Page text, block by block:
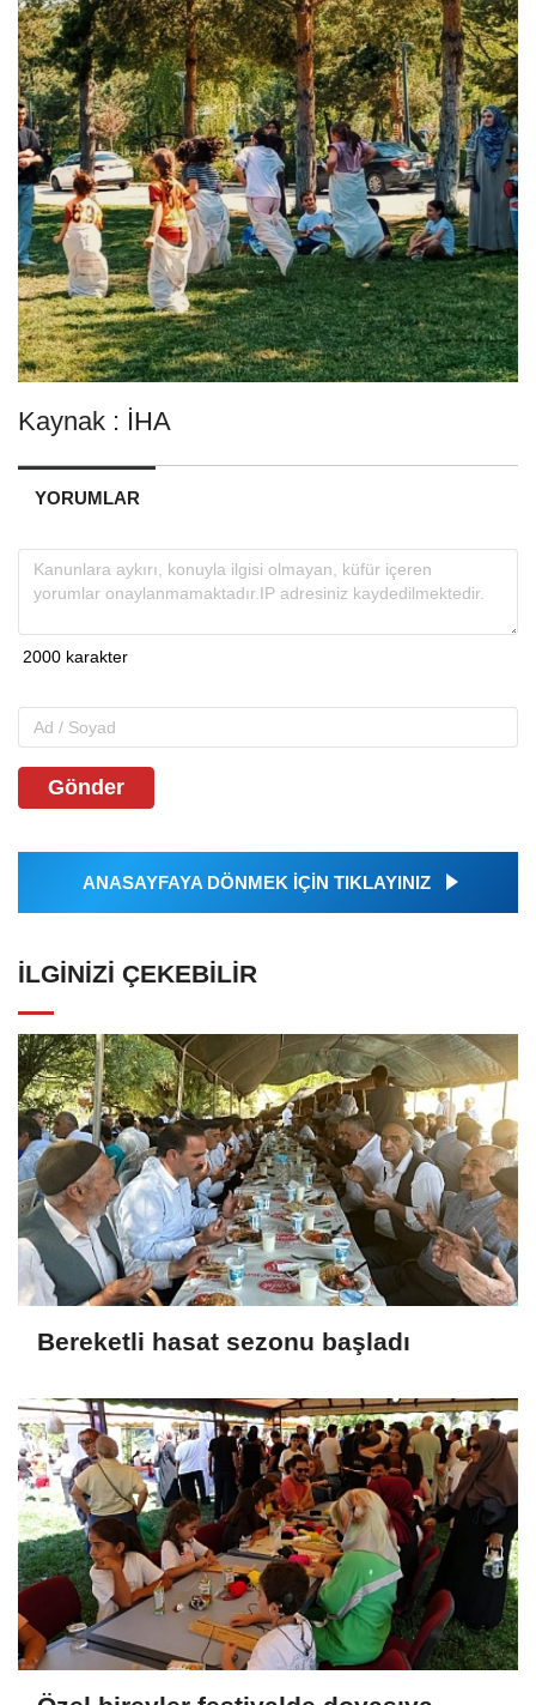
Kaynak : İHA
YORUMLAR
Gönder
ANASAYFAYA DÖNMEK İÇİN TIKLAYINIZ
İLGINIZI ÇEKEBILIR
Bereketli hasat sezonu başladı